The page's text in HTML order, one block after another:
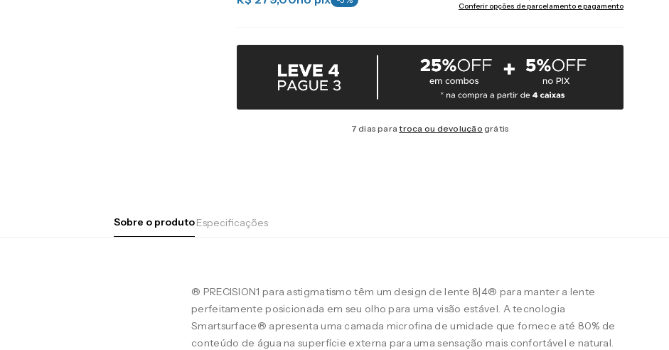
Conferir opções de parcelamento e pagamento
7 dias paratroca ou devolução grátis
Sobre o produtoEspecificações
® PRECISION1 para astigmatismo têm um design de lente 8|4® para manter a lente
perfeitamente posicionada em seu olho para uma visão estável. A tecnologia
Smartsurface® apresenta uma camada microfina de umidade que fornece até 80% de
conteúdo de água na superfície externa para uma sensação mais confortável e natural.